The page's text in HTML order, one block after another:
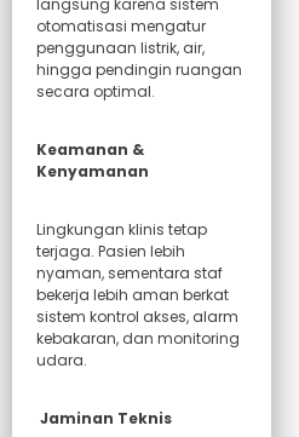
langsung karena sistem
otomatisasi mengatur
penggunaan listrik, air,
hingga pendingin ruangan
secara optimal.
Keamanan &
Kenyamanan
Lingkungan klinis tetap
terjaga. Pasien lebih
nyaman, sementara staf
bekerja lebih aman berkat
sistem kontrol akses, alarm
kebakaran, dan monitoring
udara.
Jaminan Teknis